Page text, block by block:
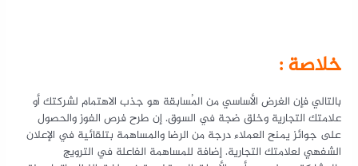
خلاصة :
بالتالي فإن الغرض الأساسي من المُسابقة هو جذب الاهتمام لشركتك أو
علامتك التجارية وخلق ضجة في السوق. إن طرح فرص الفوز والحصول
على جوائز يمنح العملاء درجة من الرضا والمساهمة بتلقائية في الإعلان
الشفهي لعلامتك التجارية. إضافة للمساهمة الفاعلة في الترويج